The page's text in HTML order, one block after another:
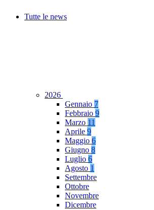
Tutte le news
2026
Gennaio 7
Febbraio 9
Marzo 11
Aprile 9
Maggio 6
Giugno 8
Luglio 6
Agosto 1
Settembre
Ottobre
Novembre
Dicembre